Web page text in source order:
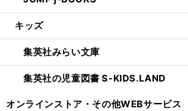
キッズ
集英社みらい文庫
集英社の児童図書 S-KIDS.LAND
オンラインストア・ その他WEBサービス